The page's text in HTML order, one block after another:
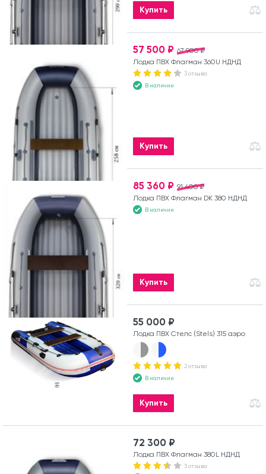
Купить
67 900 ₽
57 500 ₽
Лодка ПВХ Флагман 360U НДНД
3 отзыва
В наличии
Купить
91 400 ₽
85 360 ₽
Лодка ПВХ Флагман DK 380 НДНД
В наличии
Купить
55 000 ₽
Лодка ПВХ Стелс (Stels) 315 аэро
2 отзыва
В наличии
Купить
72 300 ₽
Лодка ПВХ Флагман 380L НДНД
3 отзыва